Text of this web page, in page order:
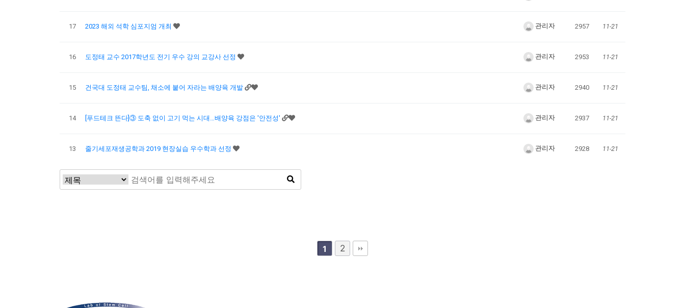
17 2023 해외 석학 심포지엄 개최 관리자 2957 11-21
16 도정태 교수 2017학년도 전기 우수 강의 교강사 선정 관리자 2953 11-21
15 건국대 도정태 교수팀, 채소에 붙어 자라는 배양육 개발 관리자 2940 11-21
14 [푸드테크 뜬다]③ 도축 없이 고기 먹는 시대…배양육 강점은 '안전성' 관리자 2937 11-21
13 줄기세포재생공학과 2019 현장실습 우수학과 선정 관리자 2928 11-21
1 2